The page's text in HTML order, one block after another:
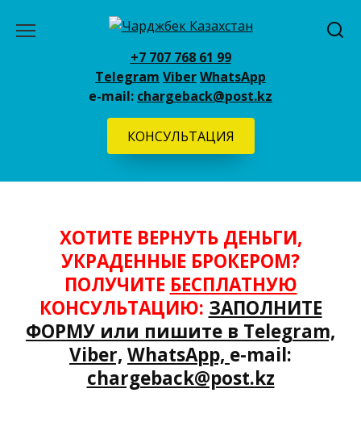
+7 707 768 61 99
Telegram ViberWhatsApp
e-mail: chargeback@post.kz
КОНСУЛЬТАЦИЯ
ХОТИТЕ ВЕРНУТЬ ДЕНЬГИ,
УКРАДЕННЫЕ БРОКЕРОМ?
ПОЛУЧИТЕ БЕСПЛАТНУЮ
КОНСУЛЬТАЦИЮ: ЗАПОЛНИТЕ
ФОРМУ или пишите в Telegram,
Viber, WhatsApp, e-mail:
chargeback@post.kz